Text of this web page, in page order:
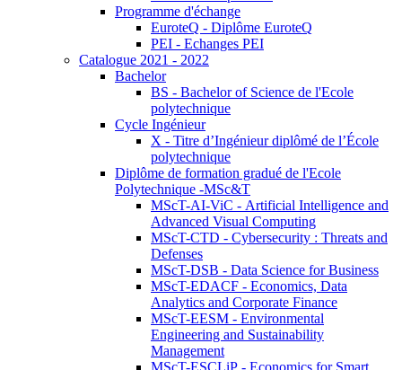
Programme d'échange
EuroteQ - Diplôme EuroteQ
PEI - Echanges PEI
Catalogue 2021 - 2022
Bachelor
BS - Bachelor of Science de l'Ecole
polytechnique
Cycle Ingénieur
X - Titre d’Ingénieur diplômé de l’École
polytechnique
Diplôme de formation gradué de l'Ecole
Polytechnique -MSc&T
MScT-AI-ViC - Artificial Intelligence and
Advanced Visual Computing
MScT-CTD - Cybersecurity : Threats and
Defenses
MScT-DSB - Data Science for Business
MScT-EDACF - Economics, Data
Analytics and Corporate Finance
MScT-EESM - Environmental
Engineering and Sustainability
Management
MScT-ESCLiP - Economics for Smart